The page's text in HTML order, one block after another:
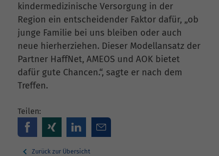
kindermedizinische Versorgung in der
Region ein entscheidender Faktor dafür, „ob
junge Familie bei uns bleiben oder auch
neue hierherziehen. Dieser Modellansatz der
Partner HaffNet, AMEOS und AOK bietet
dafür gute Chancen.“, sagte er nach dem
Treffen.
Teilen:
Zurück zur Übersicht